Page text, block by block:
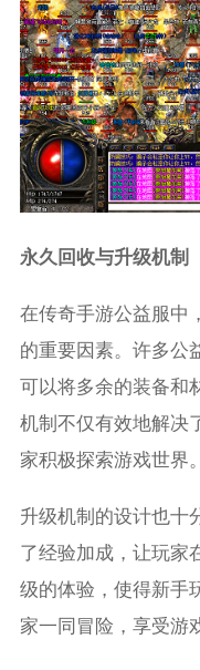
永久回收与升级机制
在传奇手游公益服中
的重要因素。许多公
可以将多余的装备和
机制不仅有效地解决
家积极探索游戏世界。
升级机制的设计也十
了经验加成，让玩家
级的体验，使得新手
家一同冒险，享受游